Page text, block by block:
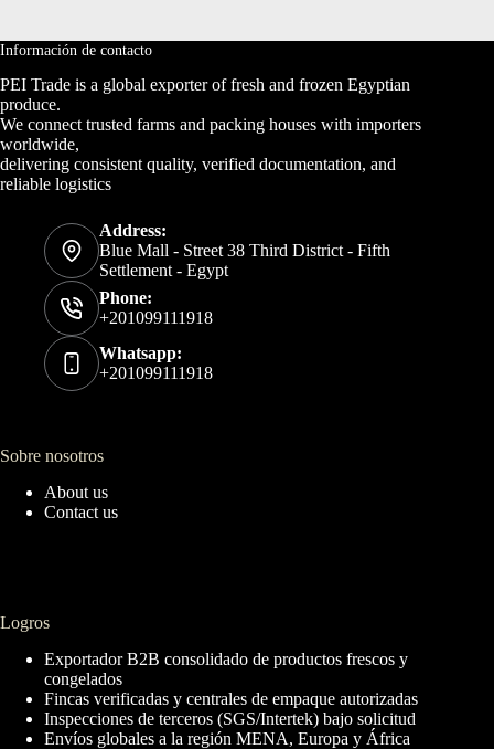
Información de contacto
PEI Trade is a global exporter of fresh and frozen Egyptian
produce.
We connect trusted farms and packing houses with importers
worldwide,
delivering consistent quality, verified documentation, and
reliable logistics
Address:
Blue Mall - Street 38 Third District - Fifth
Settlement - Egypt
Phone:
+201099111918
Whatsapp:
+201099111918
Sobre nosotros
About us
Contact us
Logros
Exportador B2B consolidado de productos frescos y
congelados
Fincas verificadas y centrales de empaque autorizadas
Inspecciones de terceros (SGS/Intertek) bajo solicitud
Envíos globales a la región MENA, Europa y África